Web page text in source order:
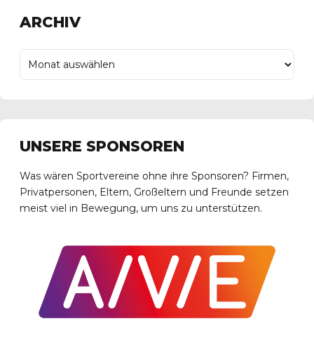
ARCHIV
UNSERE SPONSOREN
Was wären Sportvereine ohne ihre Sponsoren? Firmen,
Privatpersonen, Eltern, Großeltern und Freunde setzen
meist viel in Bewegung, um uns zu unterstützen.